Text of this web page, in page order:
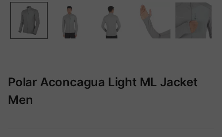
Polar Aconcagua Light ML Jacket
Men